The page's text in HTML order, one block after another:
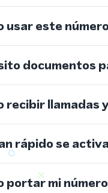
usar este
documentos
recibir llamadas
rápido se
portar mi